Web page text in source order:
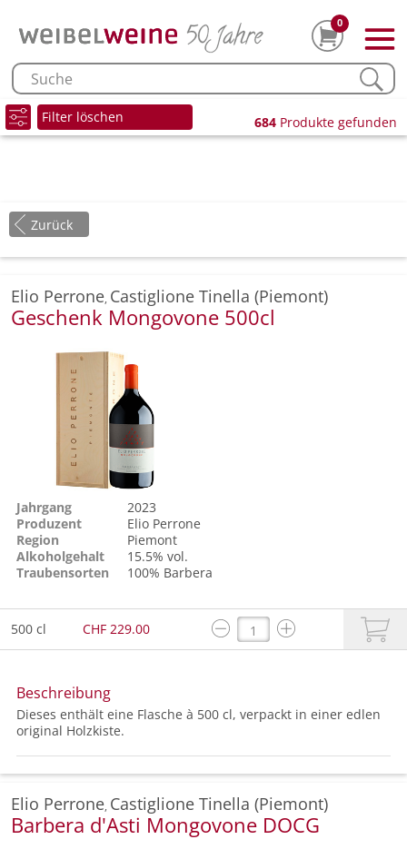
0
Filter löschen 684 Produkte gefunden
Zurück
Elio Perrone, Castiglione Tinella (Piemont)
Geschenk Mongovone 500cl
Jahrgang
2023
Produzent
Elio Perrone
Region
Piemont
Alkoholgehalt
15.5% vol.
Traubensorten
100% Barbera
500 cl CHF 229.00
Beschreibung
Dieses enthält eine Flasche à 500 cl, verpackt in einer edlen
original Holzkiste.
Elio Perrone, Castiglione Tinella (Piemont)
Barbera d'Asti Mongovone DOCG